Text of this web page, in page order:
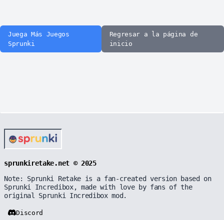
Juega Más Juegos
Sprunki
Regresar a la página de
inicio
sprunkiretake.net © 2025
Note: Sprunki Retake is a fan-created version based on
Sprunki Incredibox, made with love by fans of the
original Sprunki Incredibox mod.
Discord